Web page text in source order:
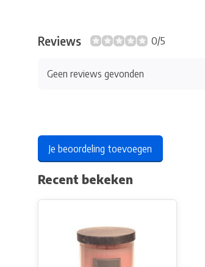
Reviews 0/5
Geen reviews gevonden
Je beoordeling toevoegen
Recent bekeken